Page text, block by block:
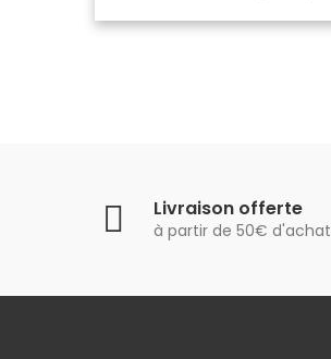
Livraison offerte
à partir de 50€ d'achat